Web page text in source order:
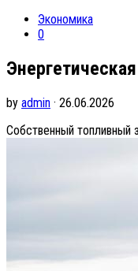
Экономика
0
by admin · 26.06.2026
Собственный топливный